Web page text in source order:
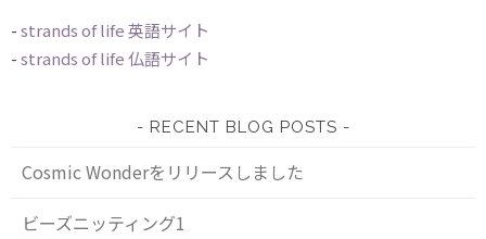
送
り
-strands of life 英語サイト
-strands of life 仏語サイト
RECENT BLOG POSTS
Cosmic Wonderをリリースしました
ビーズニッティング1